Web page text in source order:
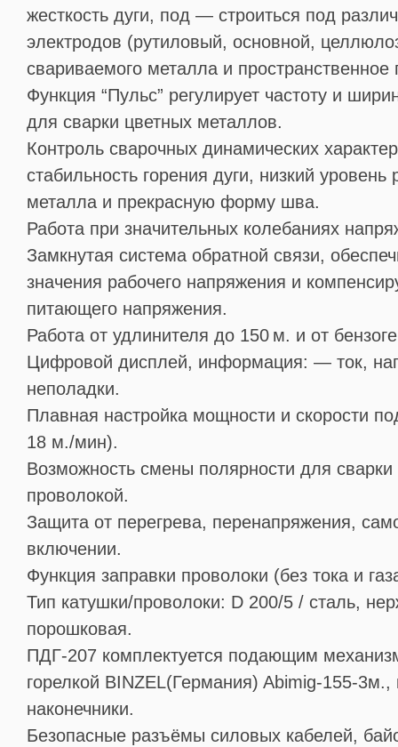
жесткость дуги, под — строиться под
электродов (рутиловый, основной,
свариваемого металла и
Функция “Пульс” регулирует частоту и
для сварки цветных металлов.
Контроль сварочных динамических
стабильность горения дуги, низкий уровень
металла и прекрасную форму шва.
Работа при значительных колебаниях
Замкнутая система обратной связи,
значения рабочего напряжения и
питающего напряжения.
Работа от удлинителя до 150 м. и от
Цифровой дисплей, информация: — ток,
неполадки.
Плавная настройка мощности и скорости
18 м./мин).
Возможность смены полярности для
проволокой.
Защита от перегрева, перенапряжения,
включении.
Функция заправки проволоки (без тока и
Тип катушки/проволоки: D 200/5 / сталь,
порошковая.
ПДГ-207 комплектуется подающим
горелкой BINZEL(Германия) Abimig-155-3м.,
наконечники.
Безопасные разъёмы силовых кабелей,